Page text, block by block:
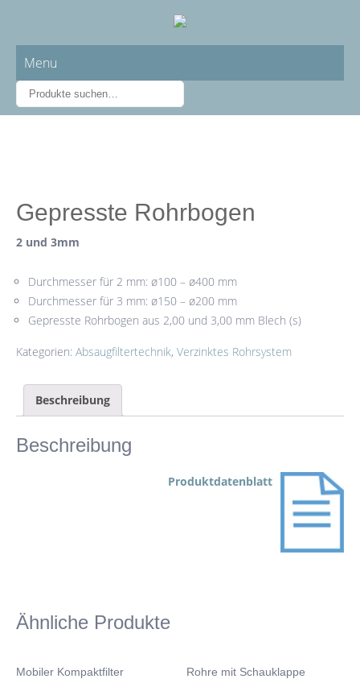
Menu
Gepresste Rohrbogen
2 und 3mm
Durchmesser für 2 mm: ø100 – ø400 mm
Durchmesser für 3 mm: ø150 – ø200 mm
Gepresste Rohrbogen aus 2,00 und 3,00 mm Blech (s)
Kategorien: Absaugfiltertechnik, Verzinktes Rohrsystem
Beschreibung
Beschreibung
Produktdatenblatt
Ähnliche Produkte
Mobiler Kompaktfilter Rohre mit Schauklappe